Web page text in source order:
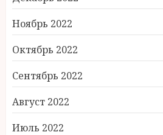
Ноябрь 2022
Октябрь 2022
Сентябрь 2022
Август 2022
Июль 2022